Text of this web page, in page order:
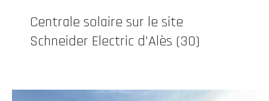
Centrale solaire sur le site
Schneider Electric d’Alès (30)